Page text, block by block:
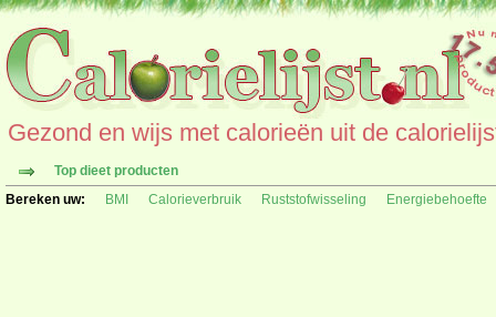
Gezond en wijs met calorieën uit de
Top dieet producten
Bereken uw:
BMI Calorieverbruik Ruststofwisseling Energiebehoefte